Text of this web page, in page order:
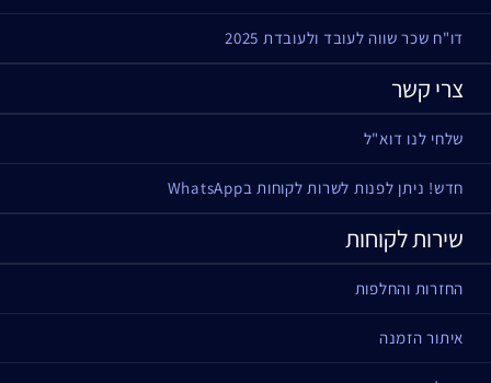
דו"ח שכר שווה לעובד ולעובדת 2025
צרי קשר
שלחי לנו דוא"ל
חדש! ניתן לפנות לשרות לקוחות בWhatsApp
שירות לקוחות
החזרות והחלפות
איתור הזמנה